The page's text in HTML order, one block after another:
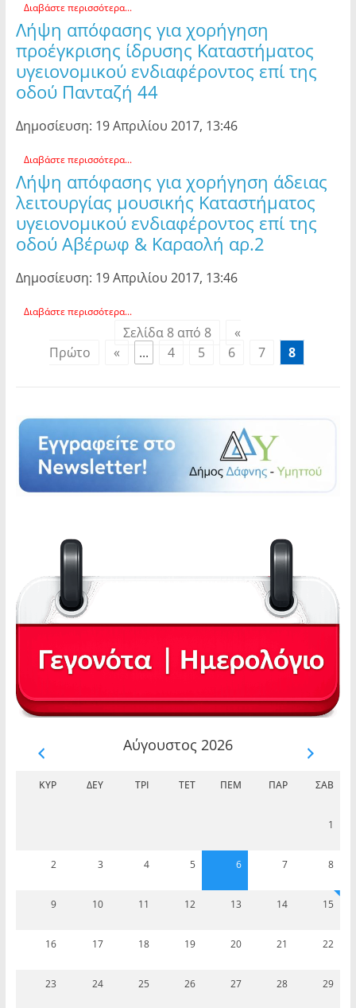
Διαβάστε περισσότερα...
Λήψη απόφασης για χορήγηση
προέγκρισης ίδρυσης Καταστήματος
υγειονομικού ενδιαφέροντος επί της
οδού Πανταζή 44
Δημοσίευση: 19 Απριλίου 2017, 13:46
Διαβάστε περισσότερα...
Λήψη απόφασης για χορήγηση άδειας
λειτουργίας μουσικής Καταστήματος
υγειονομικού ενδιαφέροντος επί της
οδού Αβέρωφ & Καραολή αρ.2
Δημοσίευση: 19 Απριλίου 2017, 13:46
Διαβάστε περισσότερα...
Σελίδα 8 από 8
«
Πρώτο
« ... 4 5 6 7 8
Αύγουστος 2026
ΚΥΡ ΔΕΥ ΤΡΊ ΤΕΤ ΠΈΜ ΠΑΡ ΣΆΒ
1
2 3 4 5 6 7 8
9 10 11 12 13 14 15
16 17 18 19 20 21 22
23 24 25 26 27 28 29